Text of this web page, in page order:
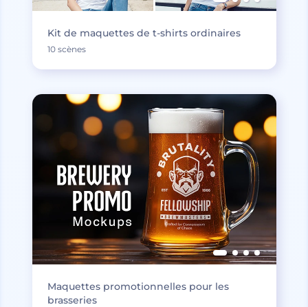
Kit de maquettes de t-shirts ordinaires
10 scènes
Maquettes promotionnelles pour les
brasseries